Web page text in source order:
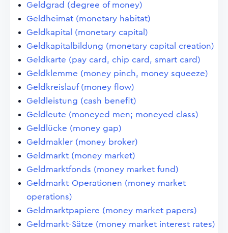
Geldgrad (degree of money)
Geldheimat (monetary habitat)
Geldkapital (monetary capital)
Geldkapitalbildung (monetary capital creation)
Geldkarte (pay card, chip card, smart card)
Geldklemme (money pinch, money squeeze)
Geldkreislauf (money flow)
Geldleistung (cash benefit)
Geldleute (moneyed men; moneyed class)
Geldlücke (money gap)
Geldmakler (money broker)
Geldmarkt (money market)
Geldmarktfonds (money market fund)
Geldmarkt-Operationen (money market
operations)
Geldmarktpapiere (money market papers)
Geldmarkt-Sätze (money market interest rates)